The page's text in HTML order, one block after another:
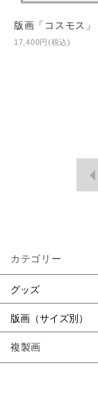
版画「コスモス」
17,400円(税込)
カテゴリー
グッズ
版画（サイズ別）
複製画